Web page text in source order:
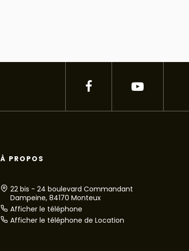
À PROPOS
22 bis - 24 boulevard Commandant
Dampeine, 84170 Monteux
Afficher le téléphone
Afficher le téléphone de Location